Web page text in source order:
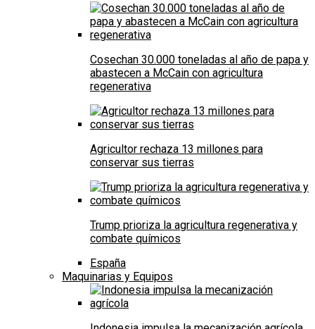
Cosechan 30.000 toneladas al año de papa y
abastecen a McCain con agricultura
regenerativa
Agricultor rechaza 13 millones para
conservar sus tierras
Trump prioriza la agricultura regenerativa y
combate químicos
España
Maquinarias y Equipos